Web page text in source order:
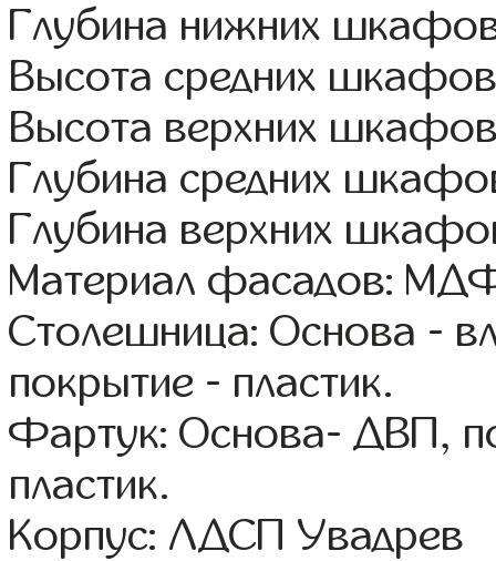
Глубина нижних
Высота средних
Высота верхних
Глубина средних
Глубина верхних
Материал фасадов:
Столешница: Основа -
покрытие - пластик.
Фартук: Основа- ДВП,
пластик.
Корпус: ЛДСП Увадрев